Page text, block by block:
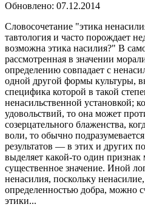
Обновлено: 07.12.2014
Словосочетание "этика
тавтология и часто порождает
возможна этика насилия?" В
рассмотренная в значении
определению совпадает с
одной другой формы культуры,
специфика которой в такой
ненасильственной установкой;
удовольствий, то она может
созерцательного блаженства,
воли, то обычно
результатов — в этих и других
выделяет какой-то один
существенное значение. Иной
ненасилия, поскольку
определенностью добра, можно
этики...